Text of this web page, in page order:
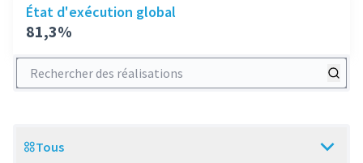
État d'exécution global
81,3%
Rechercher des réalisations
Scope
Tous